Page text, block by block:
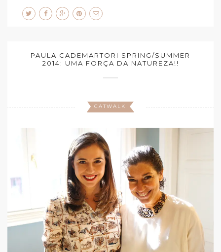
PAULA CADEMARTORI SPRING/SUMMER
2014: UMA FORÇA DA NATUREZA!!
CATWALK